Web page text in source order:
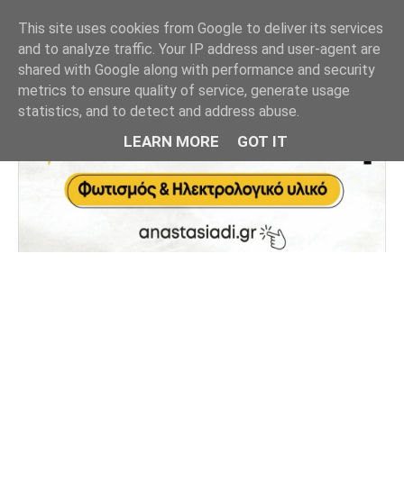
This site uses cookies from Google to deliver its services
and to analyze traffic. Your IP address and user-agent are
shared with Google along with performance and security
metrics to ensure quality of service, generate usage
statistics, and to detect and address abuse.
LEARN MORE GOT IT